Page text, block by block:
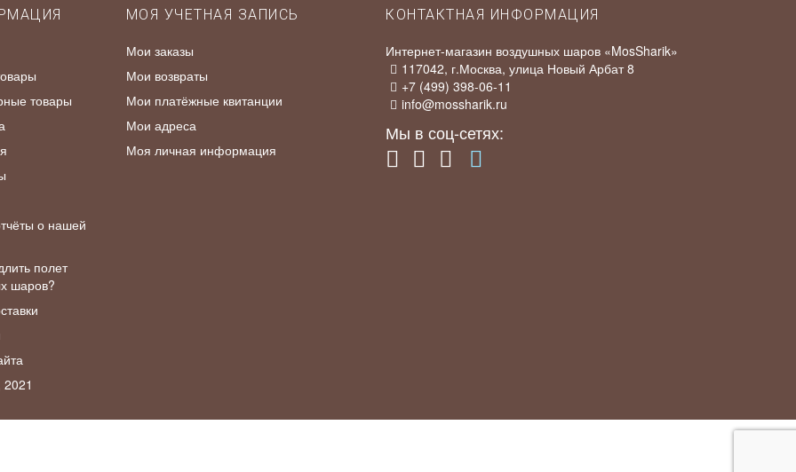
товары
о нашей
полет
шаров?
МОЯ УЧЕТНАЯ ЗАПИСЬ
Мои заказы
Мои возвраты
Мои платёжные квитанции
Мои адреса
Моя личная информация
КОНТАКТНАЯ ИНФОРМАЦИЯ
Интернет-магазин воздушных шаров «MosSharik»
117042, г.Москва, улица Новый Арбат 8
+7 (499) 398-06-11
info@mossharik.ru
Мы в соц-сетях: